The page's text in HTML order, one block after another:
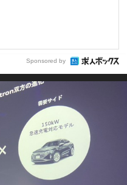
Sponsored by